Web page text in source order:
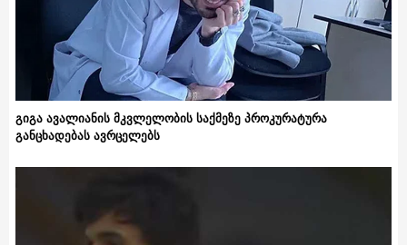
გიგა ავალიანის მკვლელობის საქმეზე პროკურატურა
განცხადებას ავრცელებს